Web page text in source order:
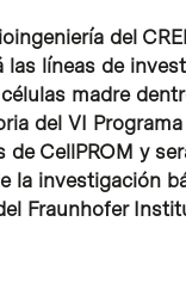
del
líneas de
madre
del VI
CellPROM y
la investigación
Fraunhofer